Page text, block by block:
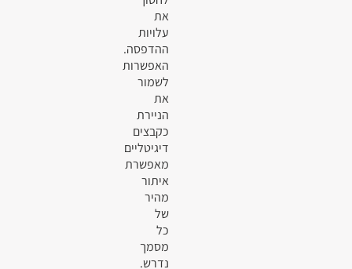
את
עלויות
ההדפסה.
האפשרות
לשמור
את
הניירת
כקבצים
דיגיטליים
מאפשרת
איתור
מהיר
של
כל
מסמך
נדרש.